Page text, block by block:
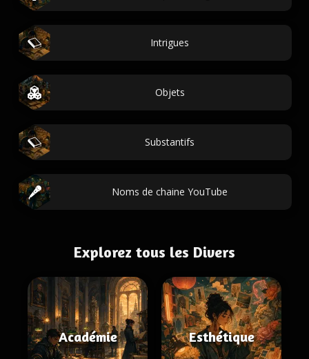
Intrigues
Objets
Substantifs
Noms de chaine YouTube
Explorez tous les Divers
Académie Esthétique